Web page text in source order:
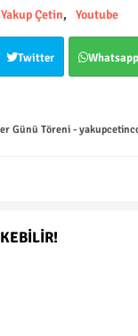
Yakup Çetin Youtube
Twitter Whatsapp
Günü Töreni -